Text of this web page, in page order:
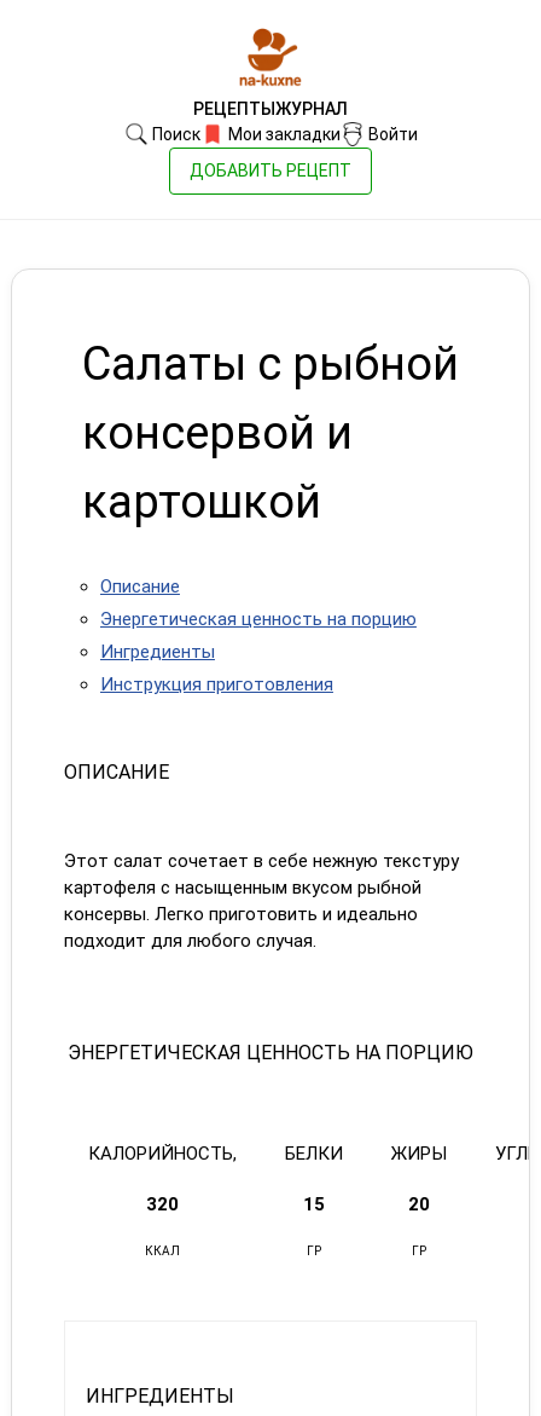
РЕЦЕПТЫ ЖУРНАЛ
Поиск
Мои закладки
Войти
ДОБАВИТЬ РЕЦЕПТ
Салаты с рыбной
консервой и
картошкой
Описание
Энергетическая ценность на порцию
Ингредиенты
Инструкция приготовления
ОПИСАНИЕ
Этот салат сочетает в себе нежную текстуру
картофеля с насыщенным вкусом рыбной
консервы. Легко приготовить и идеально
подходит для любого случая.
ЭНЕРГЕТИЧЕСКАЯ ЦЕННОСТЬ НА ПОРЦИЮ
КАЛОРИЙНОСТЬ, БЕЛКИ ЖИРЫ
320 15 20
ККАЛ ГР ГР
ИНГРЕДИЕНТЫ